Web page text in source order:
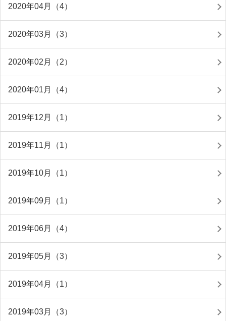
2020年04月（4）
2020年03月（3）
2020年02月（2）
2020年01月（4）
2019年12月（1）
2019年11月（1）
2019年10月（1）
2019年09月（1）
2019年06月（4）
2019年05月（3）
2019年04月（1）
2019年03月（3）